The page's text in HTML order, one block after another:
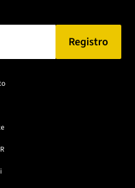
ein.
Registro